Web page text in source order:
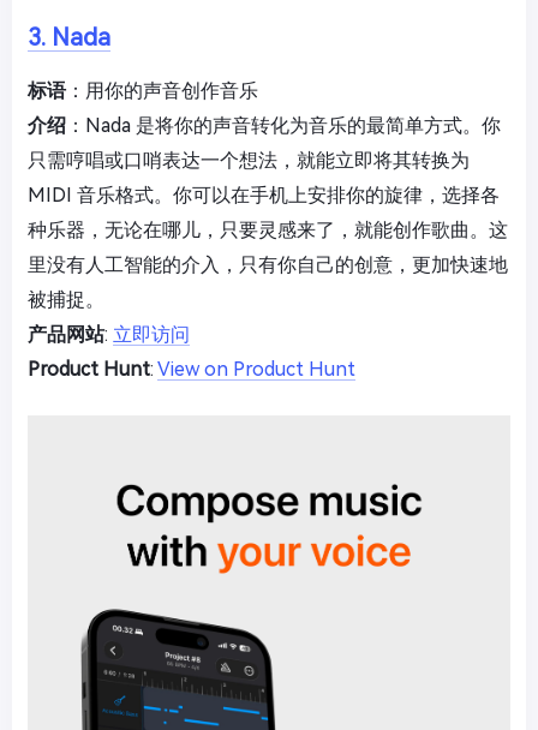
3. Nada
标语：用你的声音创作音乐
介绍 ：Nada 是将你的声音转化为音乐的最简单方式。你
只需哼唱或口哨表达一个想法，就能立即将其转换为
MIDI 音乐格式。你可以在手机上安排你的旋律，选择各
种乐器，无论在哪儿，只要灵感来了，就能创作歌曲。这
里没有人工智能的介入，只有你自己的创意，更加快速地
被捕捉。
产品网站: 立即访问
Product Hunt: View on Product Hunt